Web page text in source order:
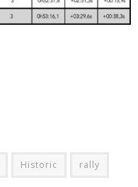
Historic rally